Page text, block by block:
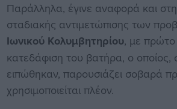
Παράλληλα, έγινε αναφορά και
σταδιακής αντιμετώπισης των
Ιωνικού Κολυμβητηρίου, με
κατεδάφιση του βατήρα, ο
ειπώθηκαν, παρουσιάζει σοβαρά
χρησιμοποιείται πλέον.